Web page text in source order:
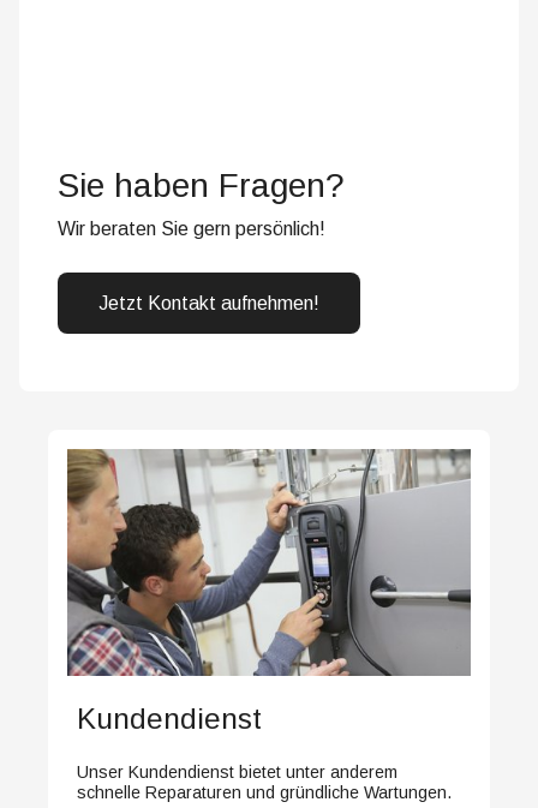
Sie haben Fragen?
Wir beraten Sie gern persönlich!
Jetzt Kontakt aufnehmen!
Kundendienst
Unser Kundendienst bietet unter anderem
schnelle Reparaturen und gründliche Wartungen.